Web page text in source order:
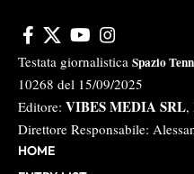
Testata giornalistica Spazio
10268 del 15/09/2025
Editore: VIBES MEDIA SRL,
Direttore Responsabile:
HOME